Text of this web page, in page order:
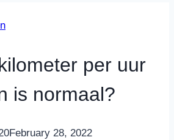
per uur
is normaal?
February 28, 2022